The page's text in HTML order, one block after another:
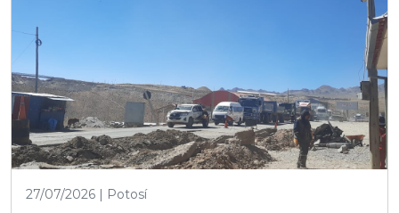
27/07/2026 | Potosí